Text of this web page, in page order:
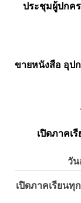
ประชุมผู้ปกคร
ขายหนังสือ อุป
เปิดภาคเ
วัน
เปิดภาคเรียนทุ